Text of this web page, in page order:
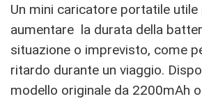
Un mini caricatore portatile utile
aumentare la durata della
situazione o imprevisto, come
ritardo durante un viaggio.
modello originale da 2200mAh